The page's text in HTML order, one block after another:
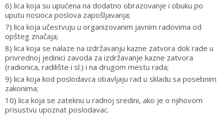
6) lica koja su upućena na dodatno obrazovanje i obuku po
uputu nosioca poslova zapošljavanja;
7) lica koja učestvuju u organizovanim javnim radovima od
opšteg značaja;
8) lica koja se nalaze na izdržavanju kazne zatvora dok rade u
privrednoj jedinici zavoda za izdržavanje kazne zatvora
(radionica, radilište i sl.) i na drugom mestu rada;
9) lica koja kod poslodavca obavljaju rad u skladu sa posebnim
zakonima;
10) lica koja se zateknu u radnoj sredini, ako je o njihovom
prisustvu upoznat poslodavac.